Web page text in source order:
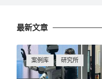
最新文章
案例库 研究所